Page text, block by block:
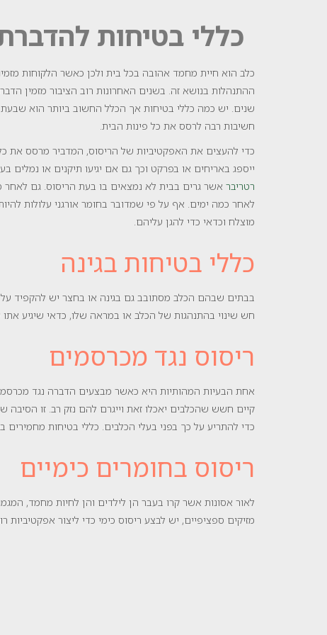
כללי בטיחות
כלב הוא חיית מחמד אהובה בכל בית ולכן כאשר הלקוחות
ההתנהלות בנושא זה. בשנים האחרונות רוב הציבור מזמין
שנים. יש כמה כללי בטיחות אך הכלל החשוב ביותר הוא
חשיבות רבה לרסס את כל פינות הבית.
כדי להעצים את האפקטיביות של הריסוס, המדביר מרסס את
ייספג באריחים או בפרקט וכך גם אם יגיעו תיקנים או
רטריבר אשר גרים בבית לא נמצאים בו בעת הריסוס. גם
לאחר כמה ימים. אף על פי שמדובר בחומר אורגני עלולות
מוצלח וכדאי כדי להגן עליהם.
כללי בטיחות בגינה
בבתים שבהם הכלב מסתובב גם בגינה או בחצר יש להקפיד
חש שינוי בהתנהגות של הכלב או במראה שלו, כדאי שיגיע אתו
ריסוס נגד מכרסמים
אחת הבעיות המהותיות היא כאשר מבצעים הדברה נגד
קיים חשש שהכלבים יאכלו זאת וייגרם להם נזק רב. זו הסיבה
כדי להתריע על כך בפני בעלי הכלבים. כללי בטיחות
ריסוס בחומרים כימיים
לאור אסונות אשר קרו בעבר הן לילדים והן לחיות מחמד,
מזיקים ספציפיים, יש לבצע ריסוס כימי כדי ליצור